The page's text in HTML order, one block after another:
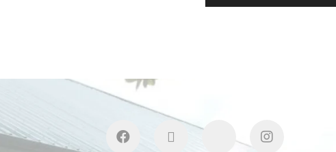
facebook youtube instagram